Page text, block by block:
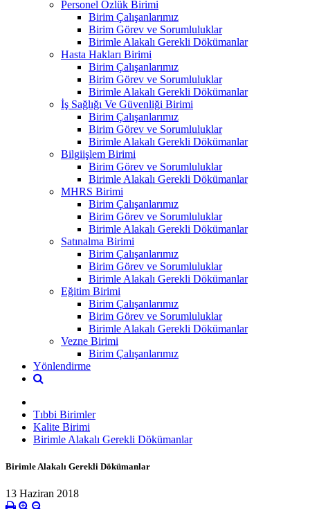
Personel Özlük Birimi
Birim Çalışanlarımız
Birim Görev ve Sorumluluklar
Birimle Alakalı Gerekli Dökümanlar
Hasta Hakları Birimi
Birim Çalışanlarımız
Birim Görev ve Sorumluluklar
Birimle Alakalı Gerekli Dökümanlar
İş Sağlığı Ve Güvenliği Birimi
Birim Çalışanlarımız
Birim Görev ve Sorumluluklar
Birimle Alakalı Gerekli Dökümanlar
Bilgiişlem Birimi
Birim Görev ve Sorumluluklar
Birimle Alakalı Gerekli Dökümanlar
MHRS Birimi
Birim Çalışanlarımız
Birim Görev ve Sorumluluklar
Birimle Alakalı Gerekli Dökümanlar
Satınalma Birimi
Birim Çalışanlarımız
Birim Görev ve Sorumluluklar
Birimle Alakalı Gerekli Dökümanlar
Eğitim Birimi
Birim Çalışanlarımız
Birim Görev ve Sorumluluklar
Birimle Alakalı Gerekli Dökümanlar
Vezne Birimi
Birim Çalışanlarımız
Yönlendirme
Tıbbi Birimler
Kalite Birimi
Birimle Alakalı Gerekli Dökümanlar
Birimle Alakalı Gerekli Dökümanlar
13 Haziran 2018